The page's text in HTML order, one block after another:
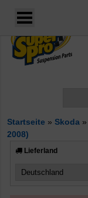
Startseite » Skoda »
2008)
Lieferland